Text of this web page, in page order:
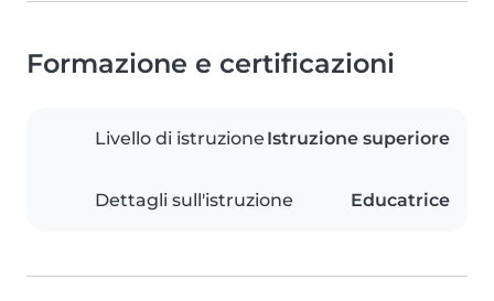
Formazione e certificazioni
Livello di istruzione Istruzione superiore
Dettagli sull'istruzione Educatrice